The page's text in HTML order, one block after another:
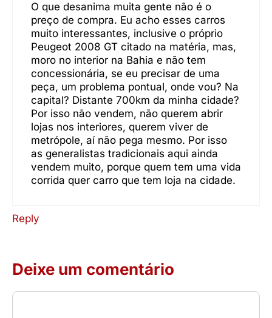
O que desanima muita gente não é o
preço de compra. Eu acho esses carros
muito interessantes, inclusive o próprio
Peugeot 2008 GT citado na matéria, mas,
moro no interior na Bahia e não tem
concessionária, se eu precisar de uma
peça, um problema pontual, onde vou? Na
capital? Distante 700km da minha cidade?
Por isso não vendem, não querem abrir
lojas nos interiores, querem viver de
metrópole, aí não pega mesmo. Por isso
as generalistas tradicionais aqui ainda
vendem muito, porque quem tem uma vida
corrida quer carro que tem loja na cidade.
Reply
Deixe um comentário
Comentário